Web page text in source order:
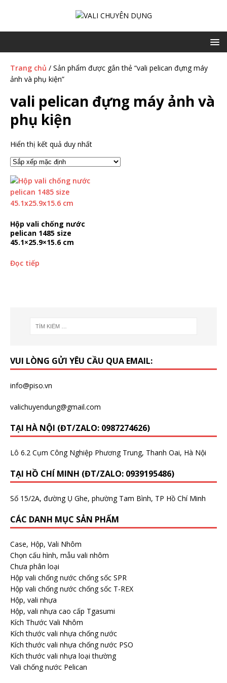
Trang chủ / Sản phẩm được gắn thẻ “vali pelican đựng máy
ảnh và phụ kiện”
vali pelican đựng máy ảnh và
phụ kiện
Hiển thị kết quả duy nhất
Hộp vali chống nước
pelican 1485 size
45.1×25.9×15.6 cm
Đọc tiếp
VUI LÒNG GỬI YÊU CẦU QUA EMAIL:
info@piso.vn
valichuyendung@gmail.com
TẠI HÀ NỘI (ĐT/ZALO: 0987274626)
Lô 6.2 Cụm Công Nghiệp Phương Trung, Thanh Oai, Hà Nội
TẠI HỒ CHÍ MINH (ĐT/ZALO: 0939195486)
Số 15/2A, đường Ụ Ghe, phường Tam Bình, TP Hồ Chí Minh
CÁC DANH MỤC SẢN PHẨM
Case, Hộp, Vali Nhôm
Chọn cấu hình, mẫu vali nhôm
Chưa phân loại
Hộp vali chống nước chống sốc SPR
Hộp vali chống nước chống sốc T-REX
Hộp, vali nhựa
Hộp, vali nhựa cao cấp Tgasumi
Kích Thước Vali Nhôm
Kích thước vali nhựa chống nước
Kích thước vali nhựa chống nước PSO
Kích thước vali nhựa loại thường
Vali chống nước Pelican